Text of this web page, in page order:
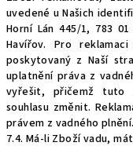
uvedené u Našich
Horní Lán 445/1, 783
Havířov. Pro
poskytovaný z Naší
uplatnění práva z
vyřešit, přičemž tuto
souhlasu změnit.
právem z vadného plnění.
7.4. Má-li Zboží vadu,